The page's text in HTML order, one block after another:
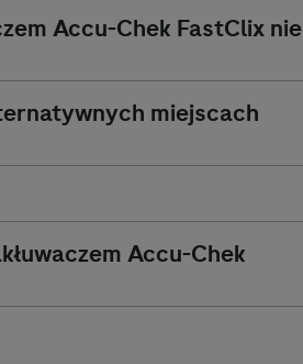
Accu-Chek FastClix nie
miejscach
Accu-Chek